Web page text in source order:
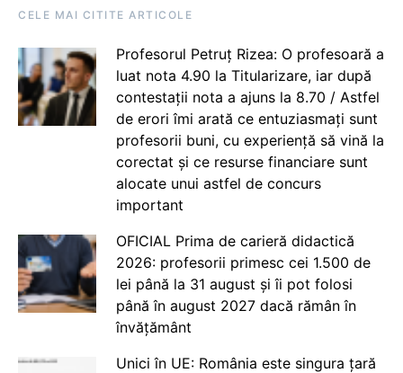
CELE MAI CITITE ARTICOLE
Profesorul Petruț Rizea: O profesoară a
luat nota 4.90 la Titularizare, iar după
contestații nota a ajuns la 8.70 / Astfel
de erori îmi arată ce entuziasmați sunt
profesorii buni, cu experiență să vină la
corectat și ce resurse financiare sunt
alocate unui astfel de concurs
important
OFICIAL Prima de carieră didactică
2026: profesorii primesc cei 1.500 de
lei până la 31 august și îi pot folosi
până în august 2027 dacă rămân în
învățământ
Unici în UE: România este singura țară